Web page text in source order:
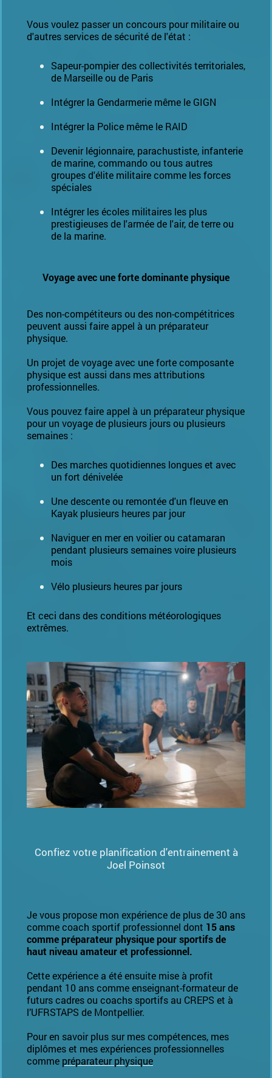
Vous voulez passer un concours pour militaire ou
d'autres services de sécurité de l'état :
Sapeur-pompier des collectivités territoriales,
de Marseille ou de Paris
Intégrer la Gendarmerie même le GIGN
Intégrer la Police même le RAID
Devenir légionnaire, parachustiste, infanterie
de marine, commando ou tous autres
groupes d'élite militaire comme les forces
spéciales
Intégrer les écoles militaires les plus
prestigieuses de l'armée de l'air, de terre ou
de la marine.
Voyage avec une forte dominante physique
Des non-compétiteurs ou des non-compétitrices
peuvent aussi faire appel à un préparateur
physique.
Un projet de voyage avec une forte composante
physique est aussi dans mes attributions
professionnelles.
Vous pouvez faire appel à un préparateur physique
pour un voyage de plusieurs jours ou plusieurs
semaines :
Des marches quotidiennes longues et avec
un fort dénivelée
Une descente ou remontée d'un fleuve en
Kayak plusieurs heures par jour
Naviguer en mer en voilier ou catamaran
pendant plusieurs semaines voire plusieurs
mois
Vélo plusieurs heures par jours
Et ceci dans des conditions météorologiques
extrêmes.
Confiez votre planification d'entrainement à
Joel Poinsot
Je vous propose mon expérience de plus de 30 ans
comme coach sportif professionnel dont 15 ans
comme préparateur physique pour sportifs de
haut niveau amateur et professionnel.
Cette expérience a été ensuite mise à profit
pendant 10 ans comme enseignant-formateur de
futurs cadres ou coachs sportifs au CREPS et à
l’UFRSTAPS de Montpellier.
Pour en savoir plus sur mes compétences, mes
diplômes et mes expériences professionnelles
comme préparateur physique